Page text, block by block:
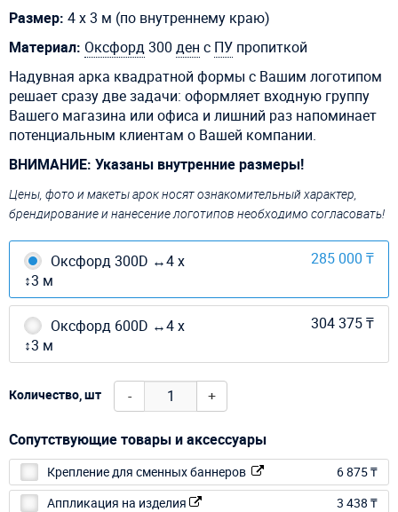
Размер: 4 х 3 м (по внутреннему краю)
Материал: Оксфорд300 ден с ПУ пропиткой
Надувная арка квадратной формы с Вашим логотипом
решает сразу две задачи: оформляет входную группу
Вашего магазина или офиса и лишний раз напоминает
потенциальным клиентам о Вашей компании.
ВНИМАНИЕ: Указаны внутренние размеры!
Цены, фото и макеты арок носят ознакомительный характер,
брендирование и нанесение логотипов необходимо согласовать!
Оксфорд 300D ↔4 х
↕3 м
285 000 ₸
Оксфорд 600D ↔4 х
↕3 м
304 375 ₸
Количество, шт - +
Сопутствующие товары и аксессуары
Крепление для сменных баннеров
6 875 ₸
Аппликация на изделия
3 438 ₸